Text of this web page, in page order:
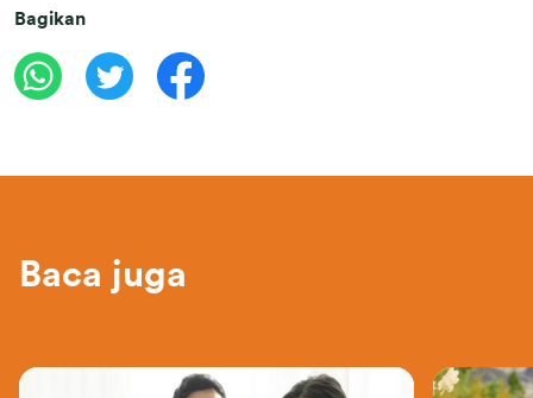
Bagikan
Baca juga